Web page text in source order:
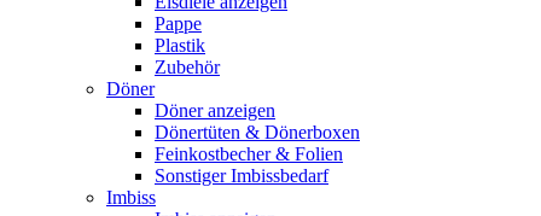
Pappe
Plastik
Zubehör
Döner
Döner anzeigen
Dönertüten & Dönerboxen
Feinkostbecher & Folien
Sonstiger Imbissbedarf
Imbiss